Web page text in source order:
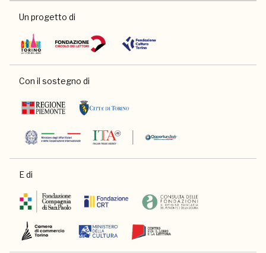
Un progetto di
Con il sostegno di
E di